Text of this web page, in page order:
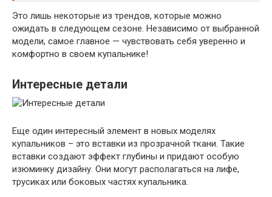
Это лишь некоторые из трендов, которые можно
ожидать в следующем сезоне. Независимо от выбранной
модели, самое главное — чувствовать себя уверенно и
комфортно в своем купальнике!
Интересные детали
Еще один интересный элемент в новых моделях
купальников – это вставки из прозрачной ткани. Такие
вставки создают эффект глубины и придают особую
изюминку дизайну. Они могут располагаться на лифе,
трусиках или боковых частях купальника.